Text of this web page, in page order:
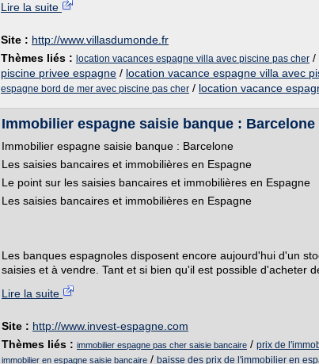
Lire la suite
Site : http://www.villasdumonde.fr
Thèmes liés : location vacances espagne villa avec piscine pas cher /
piscine privee espagne / location vacance espagne villa avec
espagne bord de mer avec piscine pas cher / location vacance
Immobilier espagne saisie banque : Barcelone
Immobilier espagne saisie banque : Barcelone
Les saisies bancaires et immobilières en Espagne
Le point sur les saisies bancaires et immobilières en Espagne
Les saisies bancaires et immobilières en Espagne
Les banques espagnoles disposent encore aujourd'hui d'un
saisies et à vendre. Tant et si bien qu'il est possible d'acheter
Lire la suite
Site : http://www.invest-espagne.com
Thèmes liés : immobilier espagne pas cher saisie bancaire / prix de
immobilier en espagne saisie bancaire / baisse des prix de l'immobilier en